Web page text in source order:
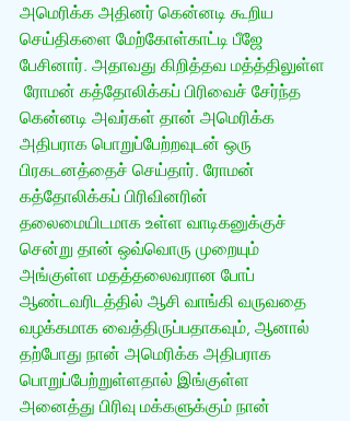
அமெரிக்க அதினர் கென்னடி கூறிய
செய்திகளை மேற்கோள்காட்டி பீஜே
பேசினார். அதாவது கிறித்தவ மத்த்திலுள்ள
ரோமன் கத்தோலிக்கப் பிரிவைச் சேர்ந்த
கென்னடி அவர்கள் தான் அமெரிக்க
அதிபராக பொறுப்பேற்றவுடன் ஒரு
பிரகடனத்தைச் செய்தார். ரோமன்
கத்தோலிக்கப் பிரிவினரின்
தலைமையிடமாக உள்ள வாடிகனுக்குச்
சென்று தான் ஒவ்வொரு முறையும்
அங்குள்ள மதத்தலைவரான போப்
ஆண்டவரிடத்தில் ஆசி வாங்கி வருவதை
வழக்கமாக வைத்திருப்பதாகவும், ஆனால்
தற்போது நான் அமெரிக்க அதிபராக
பொறுப்பேற்றுள்ளதால் இங்குள்ள
அனைத்து பிரிவு மக்களுக்கும் நான்